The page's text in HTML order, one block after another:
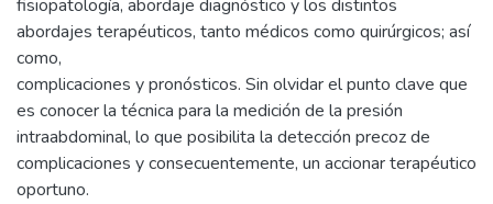
fisiopatología, abordaje diagnóstico y los distintos
abordajes terapéuticos, tanto médicos como quirúrgicos; así
como,
complicaciones y pronósticos. Sin olvidar el punto clave que
es conocer la técnica para la medición de la presión
intraabdominal, lo que posibilita la detección precoz de
complicaciones y consecuentemente, un accionar terapéutico
oportuno.